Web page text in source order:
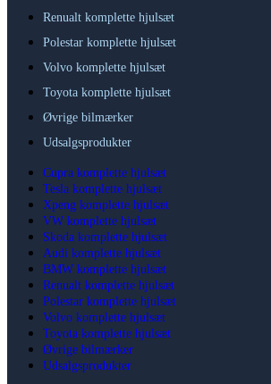
Renualt komplette hjulsæt
Polestar komplette hjulsæt
Volvo komplette hjulsæt
Toyota komplette hjulsæt
Øvrige bilmærker
Udsalgsprodukter
Cupra komplette hjulsæt
Tesla komplette hjulsæt
Xpeng komplette hjulsæt
VW komplette hjulsæt
Skoda komplette hjulsæt
Audi komplette hjulsæt
BMW komplette hjulsæt
Renualt komplette hjulsæt
Polestar komplette hjulsæt
Volvo komplette hjulsæt
Toyota komplette hjulsæt
Øvrige bilmærker
Udsalgsprodukter